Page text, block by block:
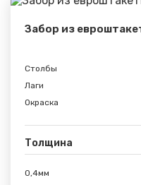
Забор из
Столбы
Лаги
Окраска
Толщина
0,4мм